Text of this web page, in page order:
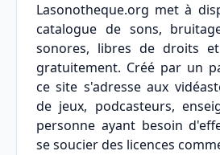
Lasonotheque.org met à
catalogue de sons,
sonores, libres de droits et
gratuitement. Créé par un
ce site s'adresse aux
de jeux, podcasteurs,
personne ayant besoin
se soucier des licences